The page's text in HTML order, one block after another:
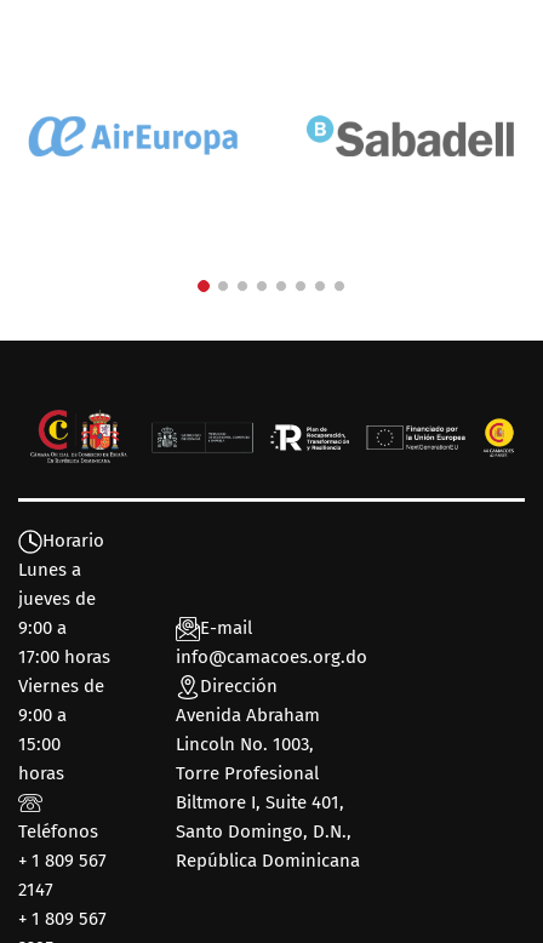
Horario
Lunes a
jueves de
9:00 a
17:00 horas
Viernes de
9:00 a
15:00
horas
Teléfonos
+ 1 809 567
2147
+ 1 809 567
E-mail
info@camacoes.org.do
Dirección
Avenida Abraham
Lincoln No. 1003,
Torre Profesional
Biltmore I, Suite 401,
Santo Domingo, D.N.,
República Dominicana